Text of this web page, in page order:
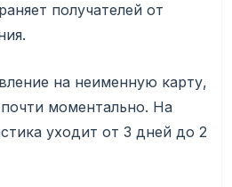
получателей от
на неименную карту,
моментально. На
уходит от 3 дней до 2